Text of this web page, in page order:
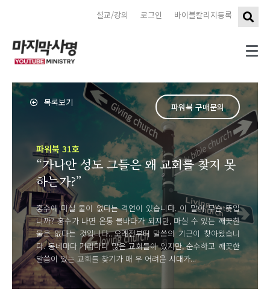
바이블칼리지등록
로그인
설교/강의
목록보기 파워북 구매문의
파워북 31호
“가나안 성도 그들은 왜 교회를 찾지 못
하는가?”
홍수에 마실 물이 없다는 격언이 있습니다. 이 말이 무슨 뜻입
니까? 홍수가 나면 온통 물바다가 되지만, 마실 수 있는 깨끗한
물은 없다는 것입니다. 오래전부터 말씀의 기근이 찾아왔습니
다. 동네마다 거리마다 많은 교회들이 있지만, 순수하고 깨끗한
말씀이 있는 교회를 찾기가 매 우 어려운 시대가...